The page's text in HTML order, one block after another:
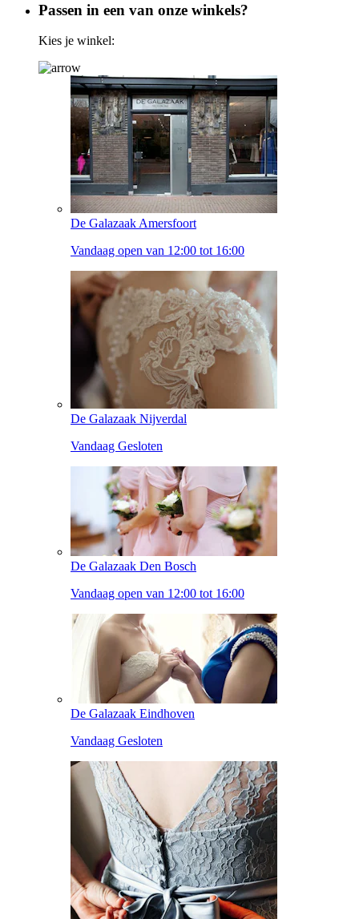
Passen in een van onze winkels?
Kies je winkel:
De Galazaak Amersfoort
Vandaag open van 12:00 tot 16:00
De Galazaak Nijverdal
Vandaag Gesloten
De Galazaak Den Bosch
Vandaag open van 12:00 tot 16:00
De Galazaak Eindhoven
Vandaag Gesloten